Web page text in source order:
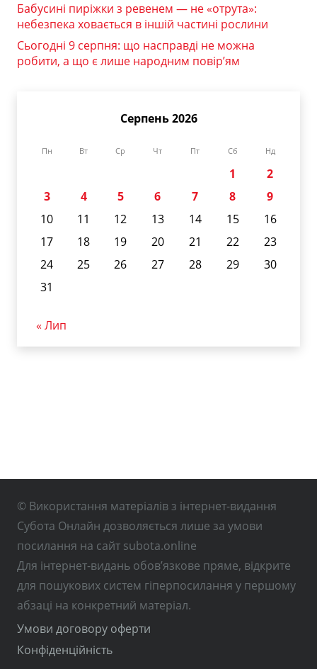
Бабусині пиріжки з ревенем — не «отрута»:
небезпека ховається в іншій частині рослини
Сьогодні 9 серпня: що насправді не можна
робити, а що є лише народним повір’ям
Серпень 2026
Пн Вт Ср Чт Пт Сб Нд
1
2
3
4 5 6 7 8
9
10
11 12 13 14 15
16
17
18 19 20 21 22
23
24
25 26 27 28 29
30
31
« Лип
© Використання матеріалів з інтернет-видання
Субота Онлайн дозволяється лише за умови
посилання на сайт subota.online
Для інтернет-видань обов’язкове пряме, відкрите
для пошукових систем гіперпосилання у першому
абзаці на конкретний матеріал.
Умови договору оферти
Конфіденційність